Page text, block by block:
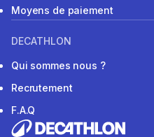
Moyens de paiement
DECATHLON
Qui sommes nous ?
Recrutement
F.A.Q